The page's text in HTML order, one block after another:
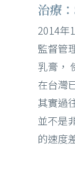
治療
2014年
監督管
乳膏，
在台灣
其實過
並不是
的速度